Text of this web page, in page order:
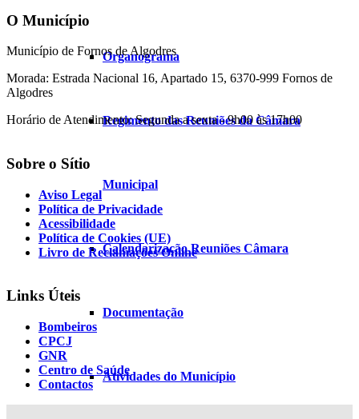
Organograma
Regimento das Reuniões da Câmara
Municipal
Calendarização Reuniões Câmara
Documentação
Atividades do Município
O Município
Município de Fornos de Algodres
Morada: Estrada Nacional 16, Apartado 15, 6370-999 Fornos de
Algodres
Horário de Atendimento: Segunda a sexta - 9h00 às 17h00
Sobre o Sítio
Aviso Legal
Política de Privacidade
Acessibilidade
Política de Cookies (UE)
Livro de Reclamações Online
Links Úteis
Bombeiros
CPCJ
GNR
Centro de Saúde
Contactos